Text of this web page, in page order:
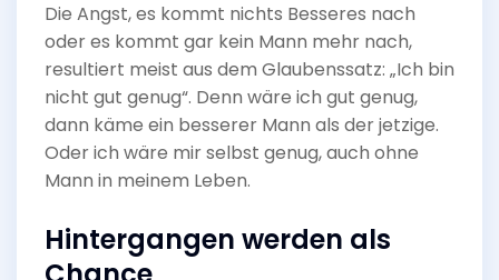
Die Angst, es kommt nichts Besseres nach
oder es kommt gar kein Mann mehr nach,
resultiert meist aus dem Glaubenssatz: „Ich bin
nicht gut genug“. Denn wäre ich gut genug,
dann käme ein besserer Mann als der jetzige.
Oder ich wäre mir selbst genug, auch ohne
Mann in meinem Leben.
Hintergangen werden als